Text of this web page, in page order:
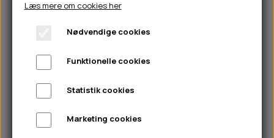
CHICOPEE
GODBIDSTASKE
HALSBÅND
🦴 GODBIDDER & SNACKS
🍖 SMAGSVARIANTER
🎾 LEGETØJ
TÆNDER, ØRE, ØJE, POTER & NÆSE
🐾 UDSTYR & KOMFORT
HUER OG VANTER
PINEWOOD SALES
TIL KAT
TILBUD
NYHEDER
ABONNEMENT
Læs mere om cookies her
Nødvendige cookies
Funktionelle cookies
Statistik cookies
Marketing cookies